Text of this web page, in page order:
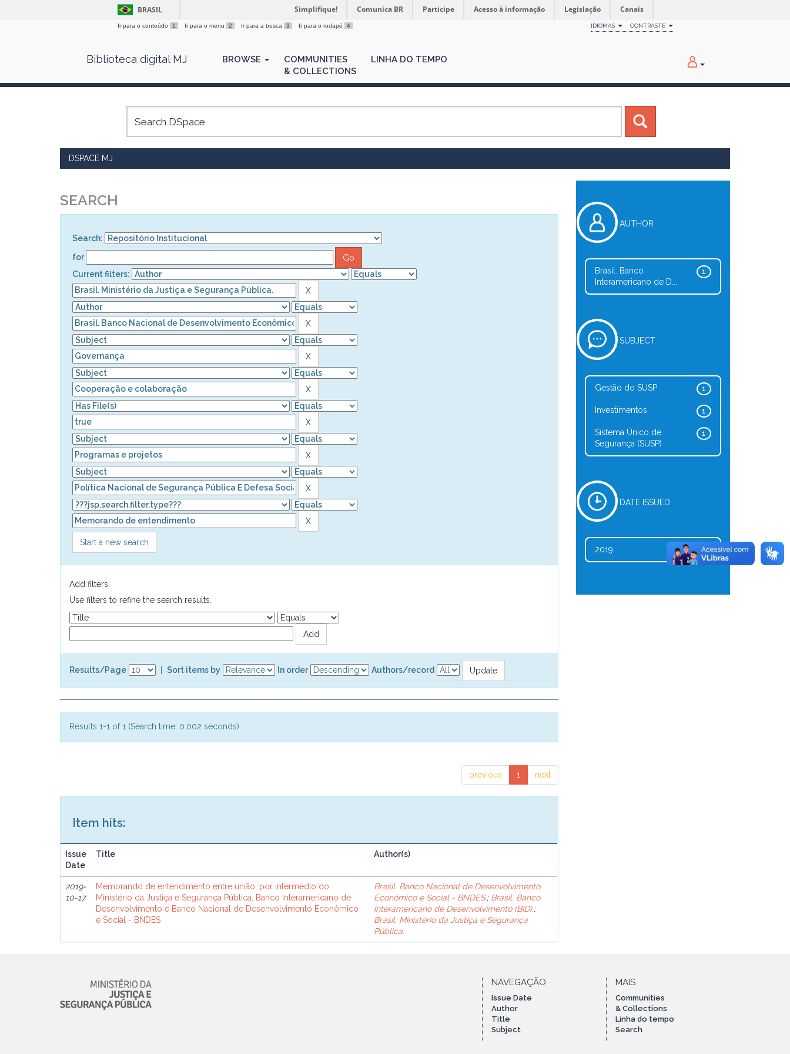
BRASIL Simplifique! Comunica BR Participe Acesso à informação Legislação Canais
Ir para o conteúdo 1 Ir para o menu 2 Ir para a busca 3 Ir para o rodapé 4 IDIOMAS CONTRASTE
Biblioteca digital MJ BROWSE
COMMUNITIES
& COLLECTIONS
LINHA DO TEMPO
DSPACE MJ
SEARCH
Search:
for
Current filters:
Start a new search
Add filters:
Use filters to refine the search results.
Results/Page Sort items by In order Authors/record
Results 1-1 of 1 (Search time: 0.002 seconds).
previous 1 next
Item hits:
Issue
Date
Title Author(s)
2019-
10-17
Memorando de entendimento entre união, por intermédio do
Ministério da Justiça e Segurança Pública, Banco Interamericano de
Desenvolvimento e Banco Nacional de Desenvolvimento Econômico
e Social - BNDES
Brasil. Banco Nacional de Desenvolvimento
Econômico e Social - BNDES.; Brasil. Banco
Interamericano de Desenvolvimento (BID).;
Brasil. Ministério da Justiça e Segurança
Pública.
AUTHOR
1
Brasil. Banco
Interamericano de D...
SUBJECT
1
Gestão do SUSP
1
Investimentos
1
Sistema Único de
Segurança (SUSP)
DATE ISSUED
1
2019
NAVEGAÇÃO
Issue Date
Author
Title
Subject
MAIS
Communities
& Collections
Linha do tempo
Search